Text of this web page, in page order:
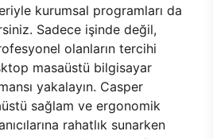
kurumsal programları da
Sadece işinde değil,
olanların tercihi
masaüstü bilgisayar
yakalayın. Casper
sağlam ve ergonomik
rahatlık sunarken